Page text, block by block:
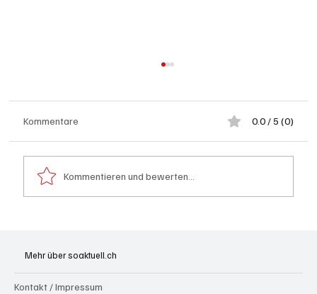
nutzen
Kommentare 0.0 / 5 (0)
Kommentieren und bewerten...
Mehr über soaktuell.ch
Kontakt / Impressum